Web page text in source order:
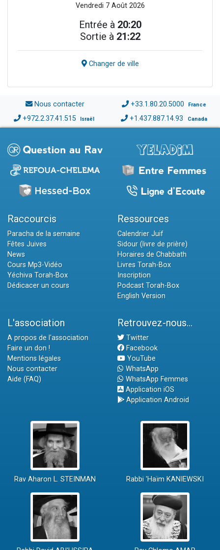
Vendredi 7 Août 2026
Entrée à 20:20
Sortie à 21:22
Changer de ville
Nous contacter +33.1.80.20.5000 France
+972.2.37.41.515 Israël +1.437.887.14.93 Canada
Raccourcis
Paracha de la semaine
Fêtes Juives
News
Cours Mp3-Vidéo
Yéchiva Torah-Box
Dédicacer un cours
Ressources
Calendrier Juif
Sidour (livre de prière)
Horaires de Chabbath
Livres Torah-Box
Inscription
Podcast Torah-Box
English Version
L'association
A propos de l'association
Faire un don !
Mentions légales
Nous contacter
Aide (FAQ)
Retrouvez-nous...
Twitter
Facebook
YouTube
WhatsApp
WhatsApp Femmes
Application iOS
Application Android
Rav Aharon L. STEINMAN Rabbi 'Haïm KANIEWSKI